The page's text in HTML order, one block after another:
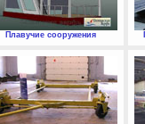
Плавучие сооружения